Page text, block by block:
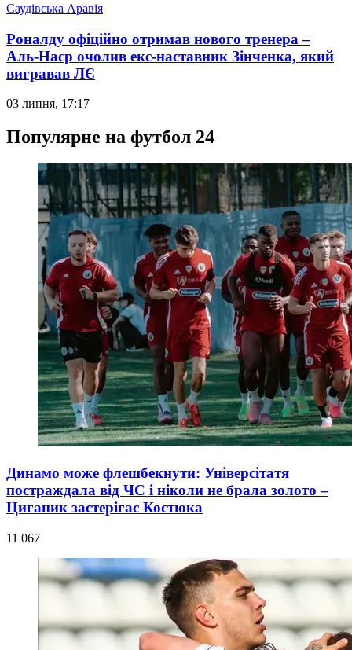
Саудівська Аравія
Роналду офіційно отримав нового тренера –
Аль-Наср очолив екс-наставник Зінченка, який
вигравав ЛЄ
03 липня, 17:17
Популярне на футбол 24
Динамо може флешбекнути: Універсітатя
постраждала від ЧС і ніколи не брала золото –
Циганик застерігає Костюка
11 067